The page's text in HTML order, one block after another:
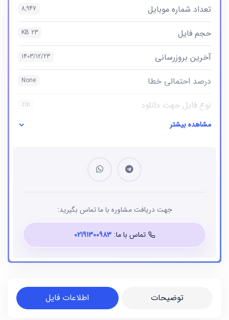
توضیحات اطلاعات فایل
تعداد شماره موبایل 8,947
حجم فایل 23 KB
آخرین بروزرسانی 1403/12/23
درصد احتمالی خطا None
نوع فایل جهت دانلود zip
نوع فایل بانک شماره موبایل مشاهده بیشتر
جهت دریافت مشاوره با ما تماس بگیرید:
تماس با ما: 02191300983